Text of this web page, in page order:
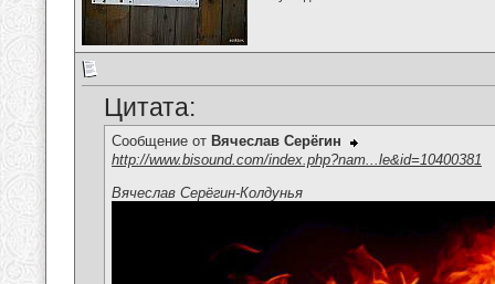
Цитата:
Сообщение от Вячеслав Серёгин
http://www.bisound.com/index.php?nam...le&id=10400381
Вячеслав Серёгин-Колдунья